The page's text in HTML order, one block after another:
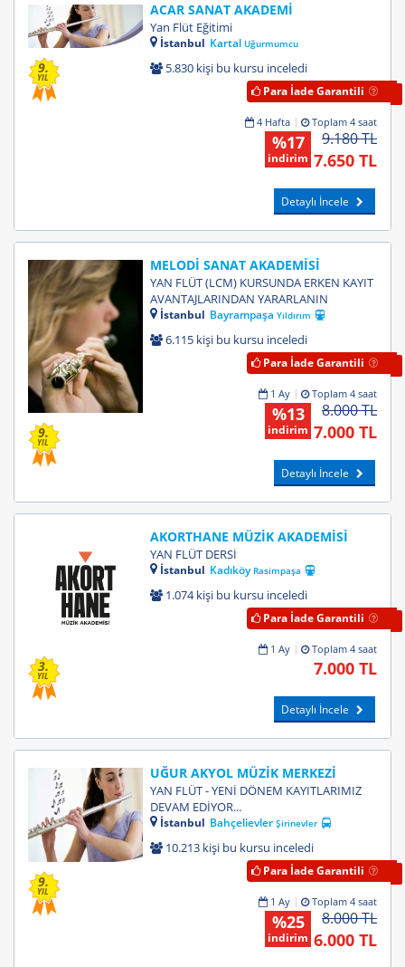
9.
YIL
ACAR SANAT AKADEMİ
Yan Flüt Eğitimi
İstanbul KartalUğurmumcu
5.830 kişi bu kursu inceledi
Para İade Garantili
4 Hafta Toplam 4 saat
9.180 TL
7.650 TL
%17
indirim
Detaylı İncele
9.
YIL
MELODİ SANAT AKADEMİSİ
YAN FLÜT (LCM) KURSUNDA ERKEN KAYIT
AVANTAJLARINDAN YARARLANIN
İstanbul BayrampaşaYıldırım
6.115 kişi bu kursu inceledi
Para İade Garantili
1 Ay Toplam 4 saat
8.000 TL
7.000 TL
%13
indirim
Detaylı İncele
3.
YIL
AKORTHANE MÜZİK AKADEMİSİ
YAN FLÜT DERSİ
İstanbul Kadıköy Rasimpaşa
1.074 kişi bu kursu inceledi
Para İade Garantili
1 Ay Toplam 4 saat
7.000 TL
Detaylı İncele
9.
YIL
UĞUR AKYOL MÜZİK MERKEZİ
YAN FLÜT - YENİ DÖNEM KAYITLARIMIZ
DEVAM EDİYOR...
İstanbul BahçelievlerŞirinevler
10.213 kişi bu kursu inceledi
Para İade Garantili
1 Ay Toplam 4 saat
8.000 TL
6.000 TL
%25
indirim